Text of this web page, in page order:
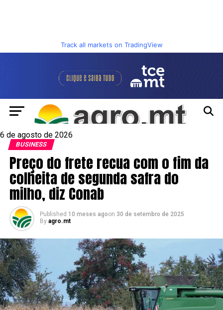
Track all markets on TradingView
6 de agosto de 2026
BUSINESS
Preço do frete recua com o fim da
colheita de segunda safra do
milho, diz Conab
Published 10 meses agoon 30 de setembro de 2025
By agro.mt